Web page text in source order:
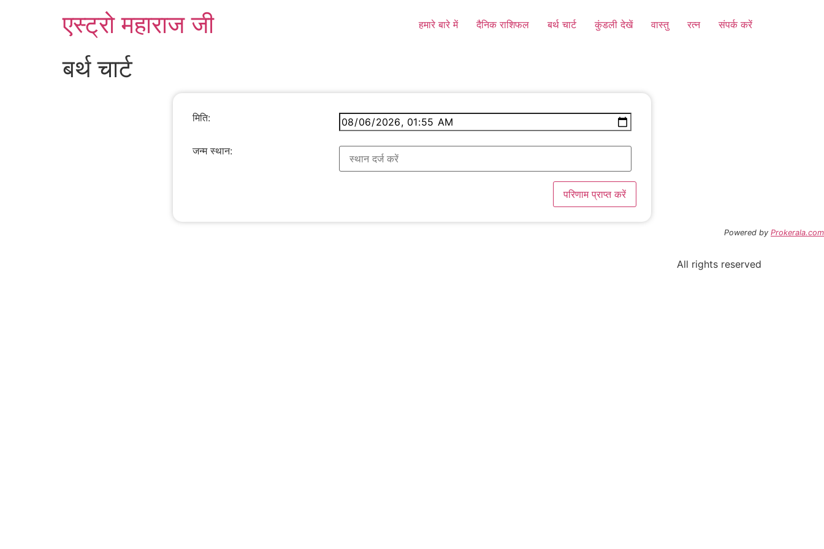
एस्ट्रो महाराज जी हमारे बारे में दैनिक राशिफल बर्थ चार्ट कुंडली देखें वास्तु रत्न संपर्क करें
बर्थ चार्ट
मिति:
जन्म स्थान:
परिणाम प्राप्त करें
Powered by Prokerala.com
All rights reserved